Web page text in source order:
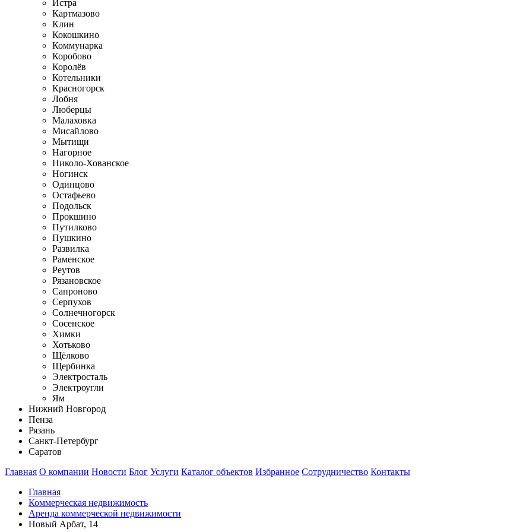
Истра
Картмазово
Клин
Кокошкино
Коммунарка
Коробово
Королёв
Котельники
Красногорск
Лобня
Люберцы
Малаховка
Мисайлово
Мытищи
Нагорное
Николо-Хованское
Ногинск
Одинцово
Остафьево
Подольск
Прокшино
Путилково
Пушкино
Развилка
Раменское
Реутов
Рязановское
Сапроново
Серпухов
Солнечногорск
Сосенское
Химки
Хотьково
Щёлково
Щербинка
Электросталь
Электроугли
Ям
Нижний Новгород
Пенза
Рязань
Санкт-Петербург
Саратов
Главная О компании Новости Блог Услуги Каталог объектов Избранное Сотрудничество Контакты
Главная
Коммерческая недвижимость
Аренда коммерческой недвижимости
Новый Арбат, 14